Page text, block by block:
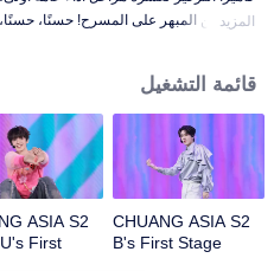
المتدربين المبهر على المسرح! حسنًا،
المزيد
قائمة التشغيل
CHUANG ASIA S2
B's First Stage
ASIA S2
First